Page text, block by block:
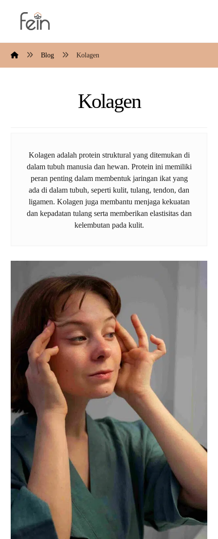
Blog Kolagen
Kolagen
Kolagen adalah protein struktural yang ditemukan di
dalam tubuh manusia dan hewan. Protein ini memiliki
peran penting dalam membentuk jaringan ikat yang
ada di dalam tubuh, seperti kulit, tulang, tendon, dan
ligamen. Kolagen juga membantu menjaga kekuatan
dan kepadatan tulang serta memberikan elastisitas dan
kelembutan pada kulit.